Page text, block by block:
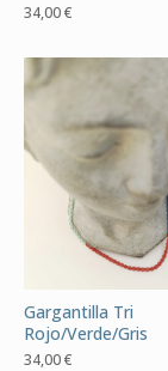
34,00€
Gargantilla Tri
Rojo/Verde/Gris
34,00€